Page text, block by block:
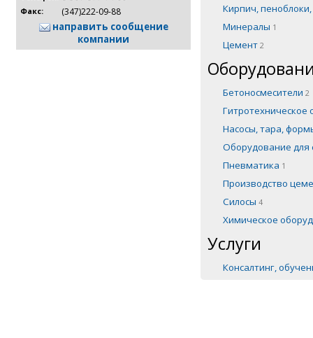
Факс: (347)222-09-88
направить сообщение
компании
Кирпич,
Минералы 1
Цемент 2
Бетоносмесители 2
Насосы, тара,
Оборудование для
Пневматика 1
Производство
Силосы 4
Химическое
Услуги
Консалтинг,